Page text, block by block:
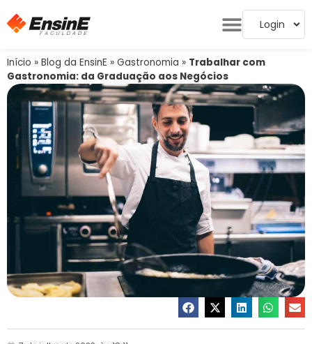
Login
Início » Blog da EnsinE » Gastronomia » Trabalhar com
Gastronomia: da Graduação aos Negócios